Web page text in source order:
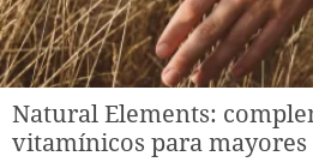
Natural Elements:
vitamínicos para mayores